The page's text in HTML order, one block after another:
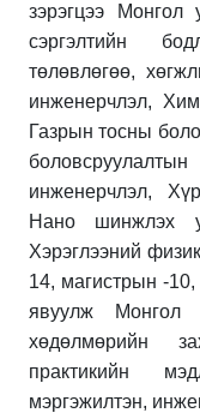
зэрэгцээ
сэргэлтийн
төлөвлөгөө,
инженерчлэл,
Газрын тосны
инженерчлэл,
Нано шинжлэх
Хэрэглээний
14, магистрын -
явуулж
хөдөлмөрийн
практикийн
мэргэжилтэн,